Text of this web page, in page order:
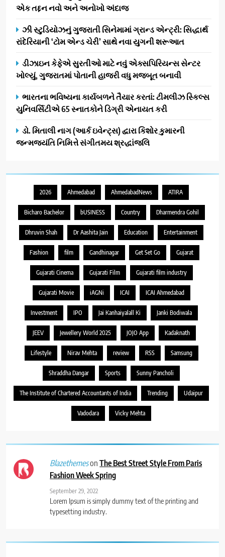
એક તદ્દન નવો અને અનોખો અંદાજ
ઝી સ્ટુડિયોઝનું ગુજરાતી સિનેમામાં ગ્રાન્ડ એન્ટ્રી: સિદ્ધાર્થ
રાંદેરિયાની ‘ટોમ એન્ડ ચેરી’ સાથે નવા યુગની શરૂઆત
ડીઝાઇન કેફેએ સુરતીઓ માટે નવું એક્સપિરિયન્સ સેન્ટર
ખોલ્યું, ગુજરાતમાં પોતાની હાજરી વધુ મજબૂત બનાવી
ભારતના ભવિષ્યના કાર્યબળને તૈયાર કરતાં: ટીમલીઝ સ્કિલ્સ
યુનિવર્સિટીએ 65 સ્નાતકોને ડિગ્રી એનાયત કરી
ડો. મિતાલી નાગ (આર્ક ઇવેન્ટ્સ) દ્વારા કિશોર કુમારની
જન્મજયંતિ નિમિત્તે સંગીતમય શ્રદ્ધાંજલિ
2026 Ahmedabad AhmedabadNews ATIRA
Bicharo Bachelor bUSINESS Country Dharmendra Gohil
Dhruvin Shah Dr Aashita Jain Education Entertainment
Fashion film Gandhinagar Get Set Go Gujarat
Gujarati Cinema Gujarati Film Gujarati film industry
Gujarati Movie iAGNi ICAI ICAI Ahmedabad
Investment IPO Jai Kanhaiyalall Ki Janki Bodiwala
JEEV Jewellery World 2025 JOJO App Kadaknath
Lifestyle Nirav Mehta review RSS Samsung
Shraddha Dangar Sports Sunny Pancholi
The Institute of Chartered Accountants of India Trending Udaipur
Vadodara Vicky Mehta
BlazethemesonThe Best Street Style From Paris
Fashion Week Spring
September 29, 2022
Lorem Ipsum is simply dummy text of the printing and
typesetting industry.